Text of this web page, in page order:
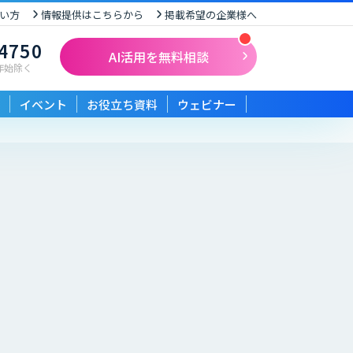
方 情報提供はこちらから 掲載希望の企業様へ
除く
AI活用を無料相談
イベント お役立ち資料 ウェビナー